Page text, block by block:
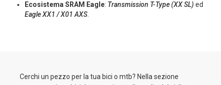
Ecosistema SRAM Eagle: Transmission T-Type (XX SL) ed
Eagle XX1 / X01 AXS.
Cerchi un pezzo per la tua bici o mtb? Nella sezione